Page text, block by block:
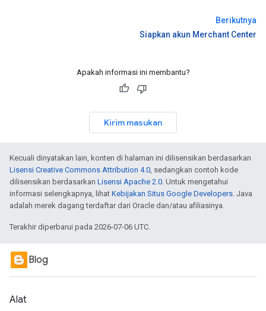
Berikutnya
Siapkan akun Merchant Center
Apakah informasi ini membantu?
Kirim masukan
Kecuali dinyatakan lain, konten di halaman ini dilisensikan berdasarkan
Lisensi Creative Commons Attribution 4.0, sedangkan contoh kode
dilisensikan berdasarkan Lisensi Apache 2.0. Untuk mengetahui
informasi selengkapnya, lihat Kebijakan Situs Google Developers. Java
adalah merek dagang terdaftar dari Oracle dan/atau afiliasinya.
Terakhir diperbarui pada 2026-07-06 UTC.
Blog
Alat